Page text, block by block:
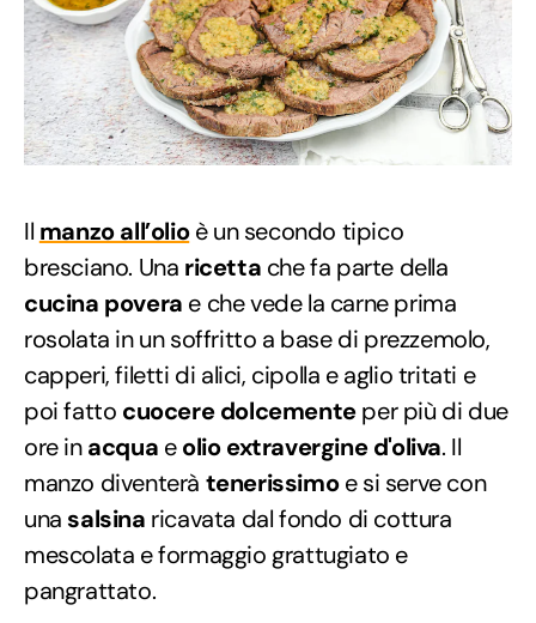
Il manzo all’olio è un secondo tipico
bresciano. Una ricetta che fa parte della
cucina povera e che vede la carne prima
rosolata in un soffritto a base di prezzemolo,
capperi, filetti di alici, cipolla e aglio tritati e
poi fatto cuocere dolcementeper più di due
ore inacqua eolio extravergine d'oliva. Il
manzo diventerà tenerissimoe si serve con
una salsina ricavata dal fondo di cottura
mescolata e formaggio grattugiato e
pangrattato.